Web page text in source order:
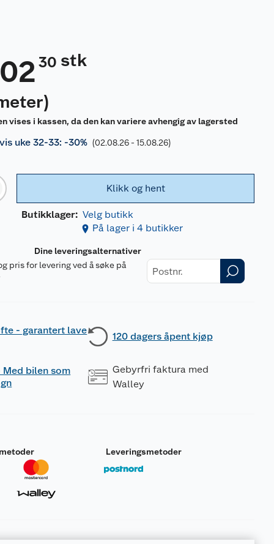
30 stk
)
vises i kassen, da den kan variere avhengig av lagersted
uke 32-33: -30% (02.08.26 - 15.08.26)
Klikk og hent
Butikklager: Velg butikk
På lager i 4 butikker
Dine leveringsalternativer
pris for levering ved å søke på
- garantert lave
120 dagers åpent kjøp
Med bilen som
Gebyrfri faktura med
Walley
Leveringsmetoder